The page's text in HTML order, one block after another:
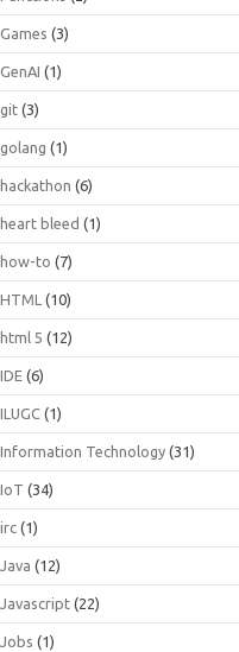
Games (3)
GenAI (1)
git (3)
golang (1)
hackathon (6)
heart bleed (1)
how-to (7)
HTML (10)
html 5 (12)
IDE (6)
ILUGC (1)
Information Technology (31)
IoT (34)
irc (1)
Java (12)
Javascript (22)
Jobs (1)